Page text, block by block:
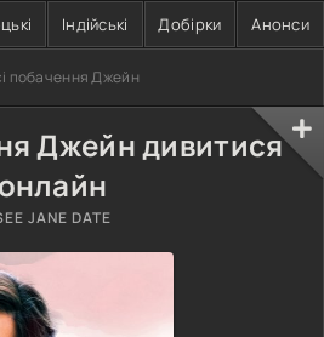
Індійські Добірки Анонси
побачення Джейн
Джейн дивитися
онлайн
JANE DATE